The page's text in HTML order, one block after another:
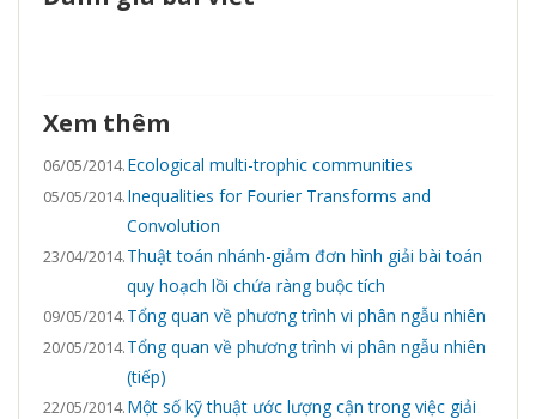
Xem thêm
06/05/2014.Ecological multi-trophic communities
05/05/2014.Inequalities for Fourier Transforms and
Convolution
23/04/2014.Thuật toán nhánh-giảm đơn hình giải bài toán
quy hoạch lồi chứa ràng buộc tích
09/05/2014.Tổng quan về phương trình vi phân ngẫu nhiên
20/05/2014.Tổng quan về phương trình vi phân ngẫu nhiên
(tiếp)
22/05/2014.Một số kỹ thuật ước lượng cận trong việc giải